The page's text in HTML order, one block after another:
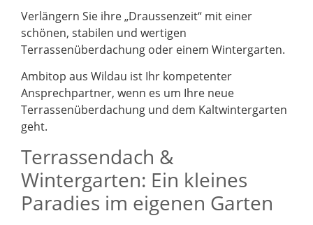
Verlängern Sie ihre „Draussenzeit“ mit einer
schönen, stabilen und wertigen
Terrassenüberdachung oder einem Wintergarten.
Ambitop aus Wildau ist Ihr kompetenter
Ansprechpartner, wenn es um Ihre neue
Terrassenüberdachung und dem Kaltwintergarten
geht.
Terrassendach &
Wintergarten: Ein kleines
Paradies im eigenen Garten